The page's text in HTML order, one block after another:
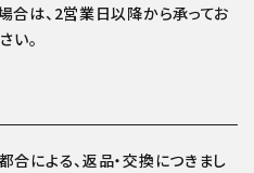
合は、2営業日以降から承ってお
い。
による、返品・交換につきまし